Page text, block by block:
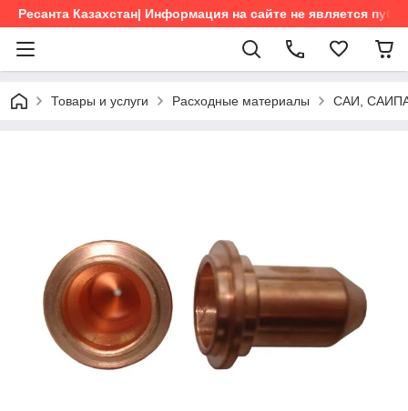
Ресанта Казахстан| Информация на сайте не является
Товары и услуги Расходные материалы САИ,